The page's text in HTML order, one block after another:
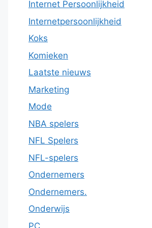
Internet Persoonlijkheid
Internetpersoonlijkheid
Koks
Komieken
Laatste nieuws
Marketing
Mode
NBA spelers
NFL Spelers
NFL-spelers
Ondernemers
Ondernemers.
Onderwijs
PC